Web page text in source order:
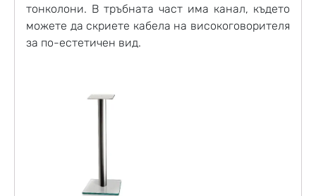
тонколони. В тръбната част има канал, където
можете да скриете кабела на високоговорителя
за по-естетичен вид.